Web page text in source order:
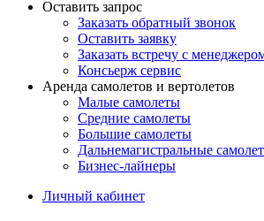
Оставить запрос
Заказать обратный звонок
Оставить заявку
Заказать встречу с
Консьерж сервис
Аренда самолетов и вертолетов
Малые самолеты
Средние самолеты
Большие самолеты
Дальнемагистральные
Бизнес-лайнеры
Личный кабинет